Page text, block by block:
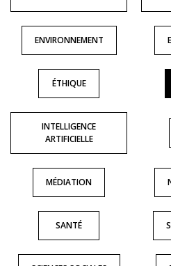
ENVIRONNEMENT
ÉTHIQUE
INTELLIGENCE
ARTIFICIELLE
MÉDIATION
SANTÉ